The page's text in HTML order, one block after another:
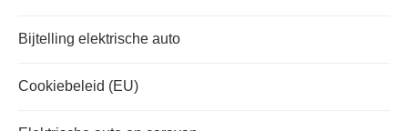
Bijtelling elektrische auto
Cookiebeleid (EU)